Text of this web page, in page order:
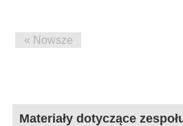
« Nowsze
Materiały dotyczące